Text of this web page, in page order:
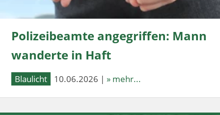
Polizeibeamte angegriffen: Mann
wanderte in Haft
Blaulicht 10.06.2026 | » mehr...